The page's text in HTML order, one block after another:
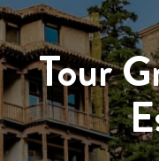
Tour